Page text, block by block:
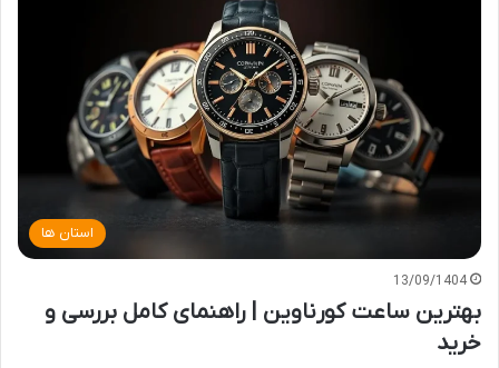
استان ها
13/09/1404
بهترین ساعت کورناوین | راهنمای کامل بررسی و
خرید